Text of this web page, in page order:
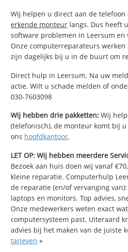
Wij helpen u direct aan de telefoon
erkende monteur langs. Dus heeft
software problemen in Leersum en
Onze computerreparateurs werken
zijn dagelijks bij u in de buurt om
Direct hulp in Leersum. Na uw
actie. Wilt u schade melden of
030-7603098
Wij hebben drie pakketten: Wij
(telefonisch), de monteur komt bij
ons hoofdkantoor.
LET OP: Wij hebben meerdere
Bezoek aan huis doen wij vanaf
kleine reparatie. Computerhulp
de reparatie (en/of vervanging
laptops en monitors. Top advies,
Onze medewerkers weten exact
computersysteem past. Uiteraard
advies bij het maken van de juiste
tarieven »